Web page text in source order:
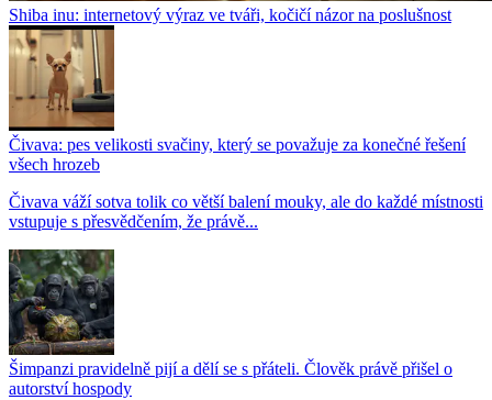
Shiba inu: internetový výraz ve tváři, kočičí názor na poslušnost
Čivava: pes velikosti svačiny, který se považuje za konečné řešení
všech hrozeb
Čivava váží sotva tolik co větší balení mouky, ale do každé místnosti
vstupuje s přesvědčením, že právě...
Šimpanzi pravidelně pijí a dělí se s přáteli. Člověk právě přišel o
autorství hospody